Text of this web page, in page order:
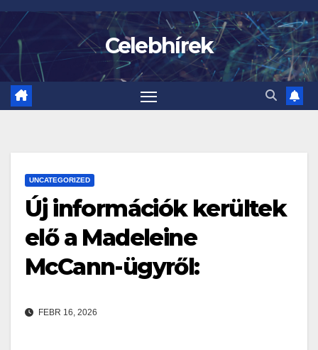
Skip
content
Celebhírek
UNCATEGORIZED
Új információk kerültek
elő a Madeleine
McCann-ügyről:
FEBR 16, 2026